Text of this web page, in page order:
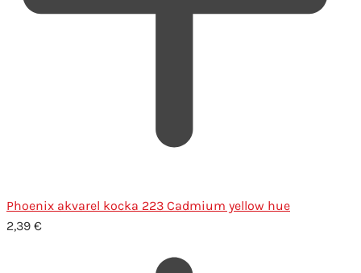
Phoenix akvarel kocka 223 Cadmium yellow hue
2,39 €